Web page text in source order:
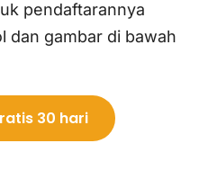
pendaftarannya
dan gambar di bawah
30 hari